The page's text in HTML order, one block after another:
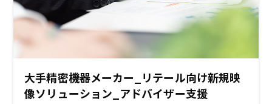
大手精密機器メーカー_リテール向け新規映
像ソリューション_アドバイザー支援